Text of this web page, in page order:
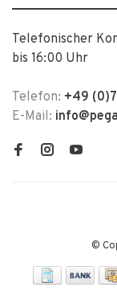
Telefonischer
bis 16:00 Uhr
Telefon: +49
E-Mail:
©